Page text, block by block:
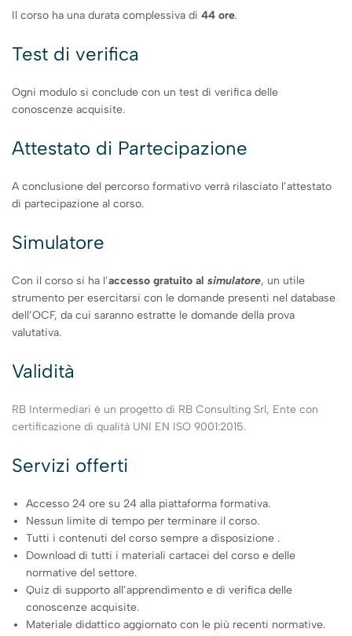
Il corso ha una durata complessiva di 44 ore.
Test di verifica
Ogni modulo si conclude con un test di verifica delle
conoscenze acquisite.
Attestato di Partecipazione
A conclusione del percorso formativo verrà rilasciato l’attestato
di partecipazione al corso.
Simulatore
Con il corso si ha l’accesso gratuito al simulatore, un utile
strumento per esercitarsi con le domande presenti nel database
dell’OCF, da cui saranno estratte le domande della prova
valutativa.
Validità
RB Intermediari è un progetto di RB Consulting Srl, Ente con
certificazione di qualità UNI EN ISO 9001:2015.
Servizi offerti
Accesso 24 ore su 24 alla piattaforma formativa.
Nessun limite di tempo per terminare il corso.
Tutti i contenuti del corso sempre a disposizione .
Download di tutti i materiali cartacei del corso e delle
normative del settore.
Quiz di supporto all’apprendimento e di verifica delle
conoscenze acquisite.
Materiale didattico aggiornato con le più recenti normative.